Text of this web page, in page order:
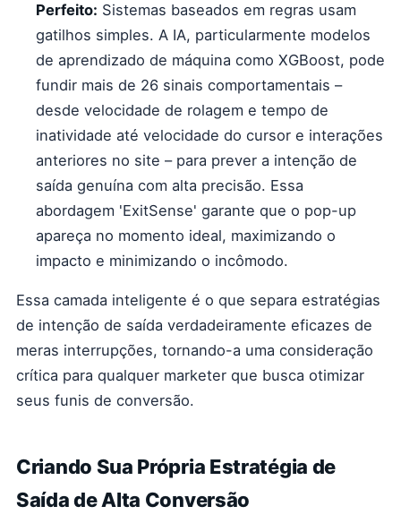
Perfeito: Sistemas baseados em regras usam
gatilhos simples. A IA, particularmente modelos
de aprendizado de máquina como XGBoost, pode
fundir mais de 26 sinais comportamentais –
desde velocidade de rolagem e tempo de
inatividade até velocidade do cursor e interações
anteriores no site – para prever a intenção de
saída genuína com alta precisão. Essa
abordagem 'ExitSense' garante que o pop-up
apareça no momento ideal, maximizando o
impacto e minimizando o incômodo.
Essa camada inteligente é o que separa estratégias
de intenção de saída verdadeiramente eficazes de
meras interrupções, tornando-a uma consideração
crítica para qualquer marketer que busca otimizar
seus funis de conversão.
Criando Sua Própria Estratégia de
Saída de Alta Conversão